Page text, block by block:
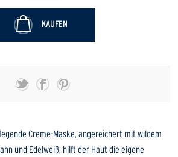
KAUFEN
Creme-Maske, angereichert mit wildem
und Edelweiß, hilft der Haut die eigene